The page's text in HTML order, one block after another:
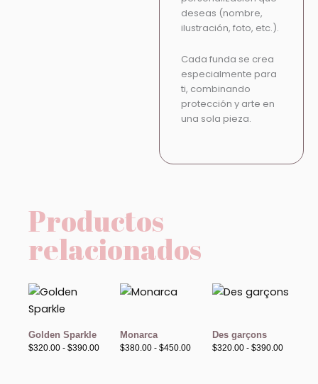
deseas (nombre,
ilustración, foto, etc.).
Cada funda se crea
especialmente para
ti, combinando
protección y arte en
una sola pieza.
Productos
relacionados
Golden Sparkle
$320.00 - $390.00
Rango
$320.00
$390.00
Monarca
$380.00 - $450.00
Rango
$380.00
$450.00
Des garçons
$320.00 - $390.00
Rango
de
$390.00